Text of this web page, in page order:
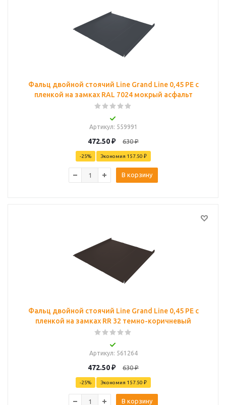
Фальц двойной стоячий Line Grand Line 0,45 PE с
пленкой на замках RAL 7024 мокрый асфальт
Артикул: 559991
472.50₽ 630₽
-25% Экономия 157.50 ₽
В корзину
Фальц двойной стоячий Line Grand Line 0,45 PE с
пленкой на замках RR 32 темно-коричневый
Артикул: 561264
472.50₽ 630₽
-25% Экономия 157.50 ₽
В корзину